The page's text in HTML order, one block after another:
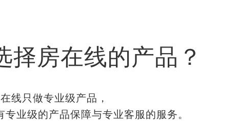
择房在线的产品？
线只做专业级产品，
业级的产品保障与专业客服的服务。